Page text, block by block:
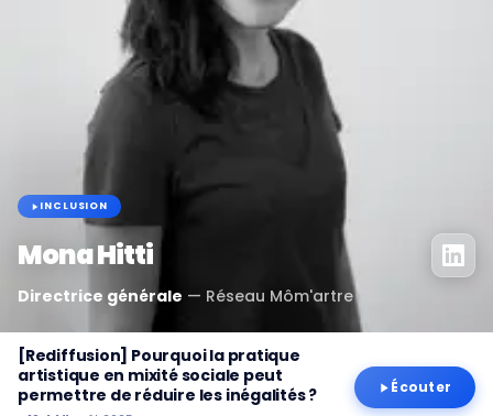
INCLUSION
Mona Hitti
Directrice générale — Réseau Môm'artre
[Rediffusion] Pourquoi la pratique
artistique en mixité sociale peut
permettre de réduire les inégalités ?
Écouter